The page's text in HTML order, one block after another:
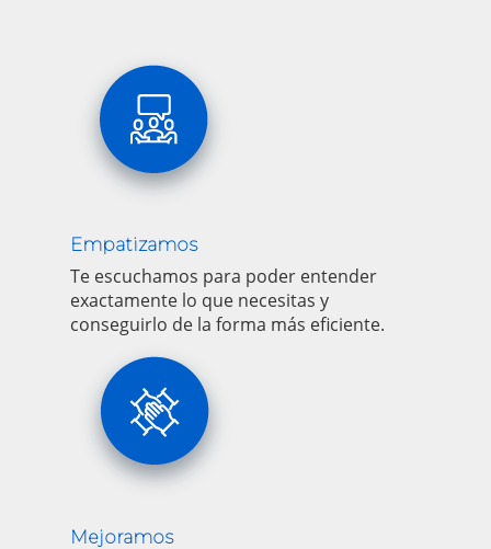
Empatizamos
Te escuchamos para poder entender
exactamente lo que necesitas y
conseguirlo de la forma más eficiente.
Mejoramos